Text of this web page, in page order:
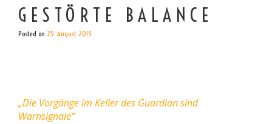
GESTÖRTE BALANCE
Posted on 25. August 2013
„Die Vorgänge im Keller des Guardian sind
Warnsignale“